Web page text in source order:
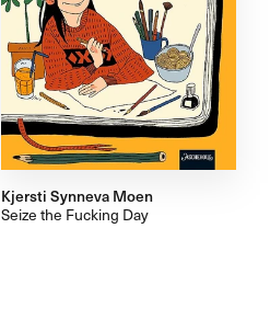
Kjersti Synneva Moen
Seize the Fucking Day